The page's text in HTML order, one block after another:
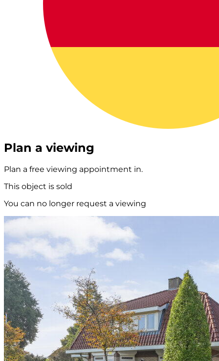
Plan a viewing
Plan a free viewing appointment in.
This object is sold
You can no longer request a viewing